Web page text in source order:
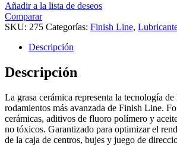
Añadir a la lista de deseos
Comparar
SKU: 275 Categorías: Finish Line,
Descripción
Descripción
La grasa cerámica representa la tecnología
rodamientos más avanzada de Finish Line.
cerámicas, aditivos de fluoro polímero y
no tóxicos. Garantizado para optimizar el
de la caja de centros, bujes y juego de